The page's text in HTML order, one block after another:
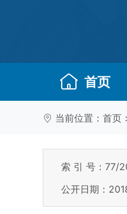
首页
当前位置： 首页
索 引 号：77/
公开日期：